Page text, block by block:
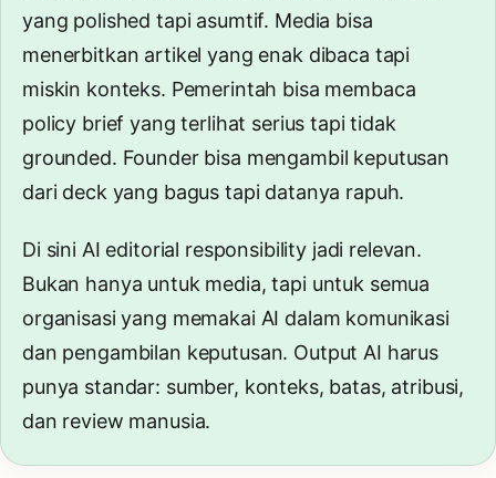
yang polished tapi asumtif. Media bisa
menerbitkan artikel yang enak dibaca tapi
miskin konteks. Pemerintah bisa membaca
policy brief yang terlihat serius tapi tidak
grounded. Founder bisa mengambil keputusan
dari deck yang bagus tapi datanya rapuh.
Di sini AI editorial responsibilityjadi relevan.
Bukan hanya untuk media, tapi untuk semua
organisasi yang memakai AI dalam komunikasi
dan pengambilan keputusan. Output AI harus
punya standar: sumber, konteks, batas, atribusi,
dan review manusia.